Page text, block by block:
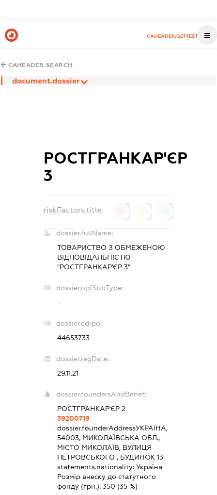
CAHEADER.GETTEST
CAHEADER.SEARCH
document.dossier
РОСТГРАНКАР'ЄР
3
riskFactors.title
dossier.fullName:
ТОВАРИСТВО З ОБМЕЖЕНОЮ
ВІДПОВІДАЛЬНІСТЮ
"РОСТГРАНКАР'ЄР 3"
dossier.opfSubType:
-
dossier.edrpo:
44653733
dossier.regDate:
29.11.21
dossier.foundersAndBenef:
РОСТГРАНКАР'ЄР 2
39200719
dossier.founderAddressУКРАЇНА,
54003, МИКОЛАЇВСЬКА ОБЛ.,
МІСТО МИКОЛАЇВ, ВУЛИЦЯ
ПЕТРОВСЬКОГО , БУДИНОК 13
statements.nationality:Україна
Розмір внеску до статутного
фонду (грн.):350 (35 %)